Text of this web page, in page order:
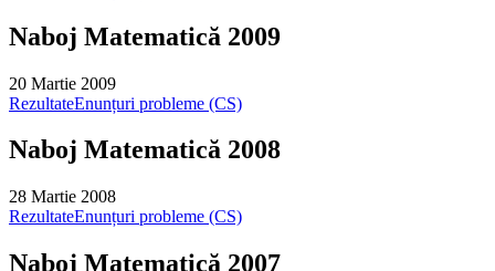
Naboj Matematică 2009
20 Martie 2009
RezultateEnunțuri probleme (CS)
Naboj Matematică 2008
28 Martie 2008
RezultateEnunțuri probleme (CS)
Naboj Matematică 2007